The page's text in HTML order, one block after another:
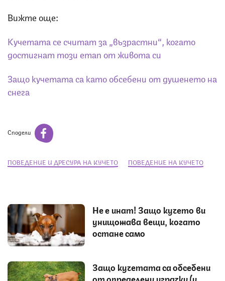
Вижте още:
Кучетата се считат за „възрастни“, когато
достигнат този етап от живота си
Защо кучетата са като обсебени от душенето на
снега
Сподели
ПОВЕДЕНИЕ И ДРЕСУРА НА КУЧЕТО ПОВЕДЕНИЕ НА КУЧЕТО
Не е инат! Защо кучето ви
унищожава вещи, когато
остане само
Защо кучетата са обсебени